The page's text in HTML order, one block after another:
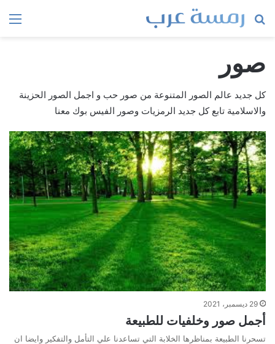
بحث
صور
كل جديد عالم الصور المتنوعة من صور حب و اجمل الصور الحزينة
والاسلامية تابع كل جديد الرمزيات وصور الفيس بوك معنا
29 ديسمبر، 2021
أجمل صور وخلفيات للطبيعة
تسحرنا الطبيعة بمناظرها الخلابة التي تساعدنا علي التأمل والتفكير وايضا ان